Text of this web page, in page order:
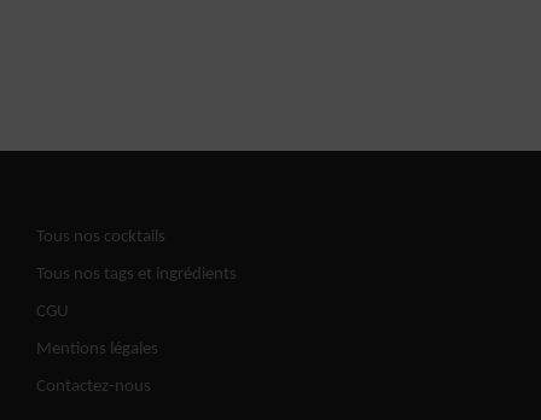
Tous nos cocktails
Tous nos tags et ingrédients
CGU
Mentions légales
Contactez-nous